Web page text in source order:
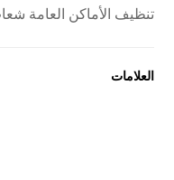
تنظيف الأماكن العامة
العلامات